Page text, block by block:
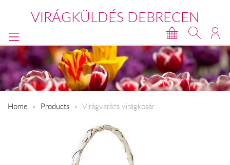
VIRÁGKÜLDÉS DEBRECEN
Home Products Virágvarázs virágkosár